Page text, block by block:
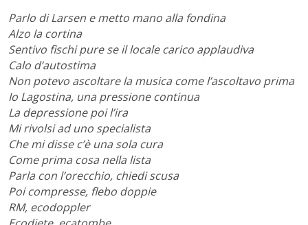
Parlo di Larsen e metto mano alla fondina
Alzo la cortina
Sentivo fischi pure se il locale carico applaudiva
Calo d’autostima
Non potevo ascoltare la musica come l’ascoltavo prima
Io Lagostina, una pressione continua
La depressione poi l’ira
Mi rivolsi ad uno specialista
Che mi disse c’è una sola cura
Come prima cosa nella lista
Parla con l’orecchio, chiedi scusa
Poi compresse, flebo doppie
RM, ecodoppler